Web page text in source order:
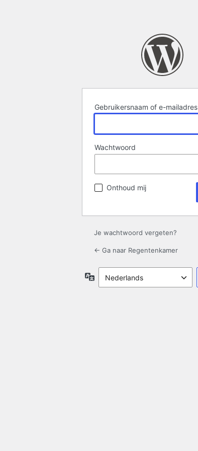
Gebruikersnaam of e-mailadres
Wachtwoord
Onthoud mij
Je wachtwoord vergeten?
← Ga naar Regentenkamer
Taal